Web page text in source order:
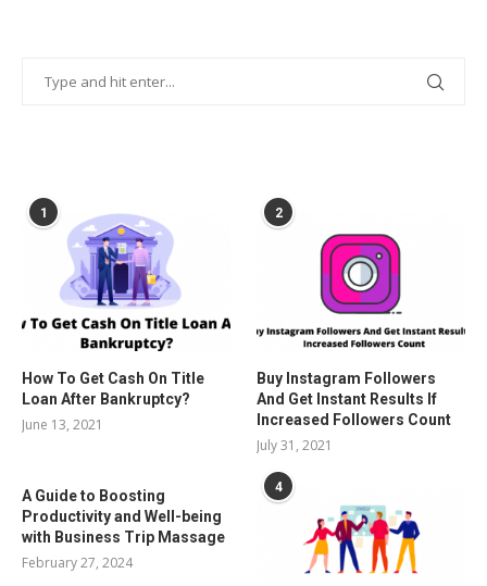
1
How To Get Cash On Title
Loan After Bankruptcy?
June 13, 2021
2
Buy Instagram Followers
And Get Instant Results If
Increased Followers Count
July 31, 2021
A Guide to Boosting
Productivity and Well-being
with Business Trip Massage
February 27, 2024
4